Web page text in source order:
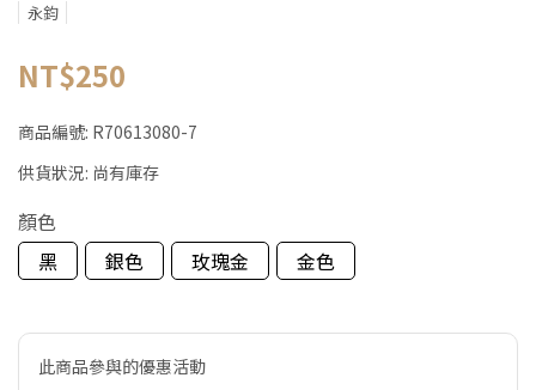
永鈞
NT$250
商品編號: R70613080-7
供貨狀況: 尚有庫存
顏色
黑
銀色 玫瑰金 金色
此商品參與的優惠活動